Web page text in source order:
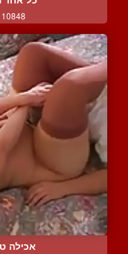
10848 צפיות
אכילה